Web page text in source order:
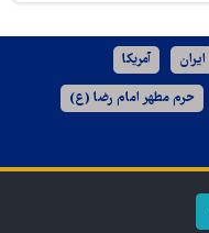
ایران آمریکا
حرم مطهر امام رضا (ع)